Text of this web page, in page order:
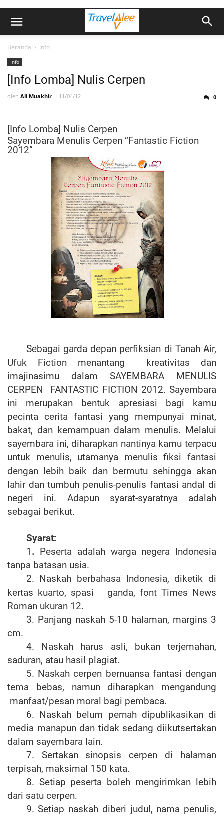
Beranda › Info
Info
[Info Lomba] Nulis Cerpen
oleh Ali Muakhir 11/04/12 0
[Info Lomba] Nulis Cerpen
Sayembara Menulis Cerpen “Fantastic Fiction
2012”
Sebagai garda depan perfiksian di Tanah Air,
Ufuk Fiction menantang kreativitas dan
imajinasimu dalam SAYEMBARA MENULIS
CERPEN FANTASTIC FICTION 2012. Sayembara
ini merupakan bentuk apresiasi bagi kamu
pecinta cerita fantasi yang mempunyai minat,
bakat, dan kemampuan dalam menulis. Melalui
sayembara ini, diharapkan nantinya kamu terpacu
untuk menulis, utamanya menulis fiksi fantasi
dengan lebih baik dan bermutu sehingga akan
lahir dan tumbuh penulis-penulis fantasi andal di
negeri ini. Adapun syarat-syaratnya adalah
sebagai berikut.
Syarat:
1 . Peserta adalah warga negera Indonesia
tanpa batasan usia.
2. Naskah berbahasa Indonesia, diketik di
kertas kuarto, spasi ganda, font Times News
Roman ukuran 12.
3. Panjang naskah 5-10 halaman, margins 3
cm.
4. Naskah harus asli, bukan terjemahan,
saduran, atau hasil plagiat.
5. Naskah cerpen bernuansa fantasi dengan
tema bebas, namun diharapkan mengandung
manfaat/pesan moral bagi pembaca.
6. Naskah belum pernah dipublikasikan di
media manapun dan tidak sedang diikutsertakan
dalam sayembara lain.
7. Sertakan sinopsis cerpen di halaman
terpisah, maksimal 150 kata.
8. Setiap peserta boleh mengirimkan lebih
dari satu cerpen.
9. Setiap naskah diberi judul, nama penulis,